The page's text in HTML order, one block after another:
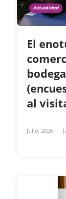
Actualidad
El
al
Julio, 2026